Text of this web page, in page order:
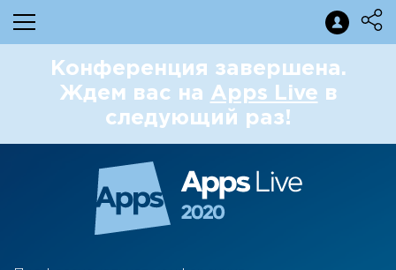
Конференция завершена.
Ждем вас на Apps Live в
следующий раз!